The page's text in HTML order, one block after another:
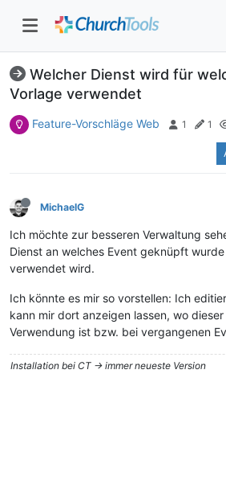
Welcher Dienst wird für
Vorlage verwendet
Feature-Vorschläge Web 1 1
MichaelG
Ich möchte zur besseren Verwaltung
Dienst an welches Event geknüpft
verwendet wird.
Ich könnte es mir so vorstellen: Ich
kann mir dort anzeigen lassen, wo
Verwendung ist bzw. bei vergangenen
Installation bei CT -> immer neueste Version